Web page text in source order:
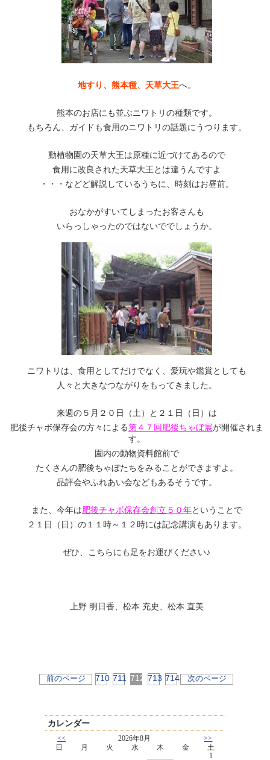
地すり、熊本種、天草大王へ。
熊本のお店にも並ぶニワトリの種類です。
もちろん、ガイドも食用のニワトリの話題にうつります。
動植物園の天草大王は原種に近づけてあるので
食用に改良された天草大王とは違うんですよ
・・・などど解説しているうちに、時刻はお昼前。
おなかがすいてしまったお客さんも
いらっしゃったのではないででしょうか。
ニワトリは、食用としてだけでなく、愛玩や鑑賞としても
人々と大きなつながりをもってきました。
来週の５月２０日（土）と２１日（日）は
肥後チャボ保存会の方々による第４７回肥後ちゃぼ展が開催されま
す。
園内の動物資料館前で
たくさんの肥後ちゃぼたちをみることができますよ。
品評会やふれあい会などもあるそうです。
また、今年は肥後チャボ保存会創立５０年ということで
２１日（日）の１１時～１２時には記念講演もあります。
ぜひ、こちらにも足をお運びください♪
上野 明日香、松本 充史、松本 直美
前のページ 710 711 712 713 714 次のページ
カレンダー
<< 2026年8月
>>
日
月 火 水 木 金
土
1